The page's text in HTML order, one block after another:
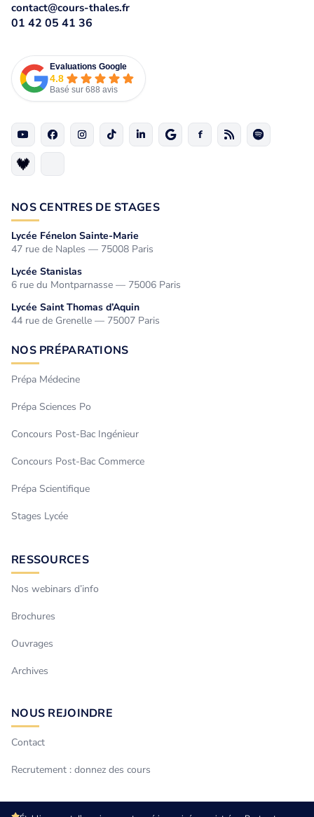
contact@cours-thales.fr
01 42 05 41 36
Evaluations Google
4.8
Basé sur 688 avis
NOS CENTRES DE STAGES
Lycée Fénelon Sainte-Marie
47 rue de Naples — 75008 Paris
Lycée Stanislas
6 rue du Montparnasse — 75006 Paris
Lycée Saint Thomas d’Aquin
44 rue de Grenelle — 75007 Paris
NOS PRÉPARATIONS
Prépa Médecine
Prépa Sciences Po
Concours Post-Bac Ingénieur
Concours Post-Bac Commerce
Prépa Scientifique
Stages Lycée
RESSOURCES
Nos webinars d’info
Brochures
Ouvrages
Archives
NOUS REJOINDRE
Contact
Recrutement : donnez des cours